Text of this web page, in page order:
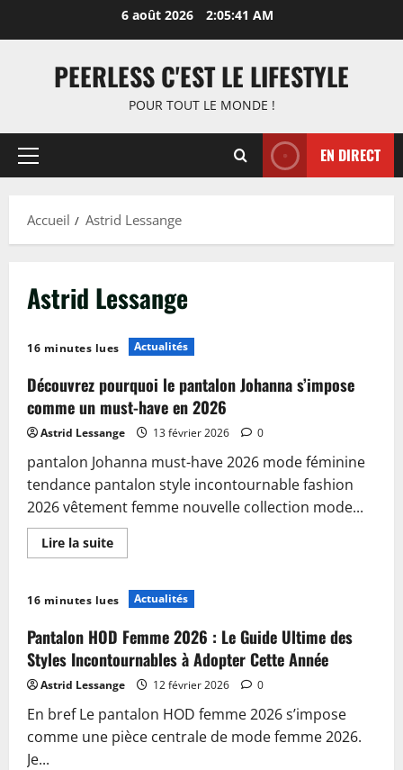
6 août 2026 2:05:41 AM
PEERLESS C'EST LE LIFESTYLE
POUR TOUT LE MONDE !
Menu
EN DIRECT
Accueil Astrid Lessange
Astrid Lessange
16 minutes lues Actualités
Découvrez pourquoi le pantalon Johanna s’impose
comme un must-have en 2026
Astrid Lessange 13 février 2026 0
pantalon Johanna must-have 2026 mode féminine
tendance pantalon style incontournable fashion
2026 vêtement femme nouvelle collection mode...
Lire la suiteEn
savoir
Découvrez
pourquoi
pantalon
Johanna
s’impose
comme
un
must-
have
en
2026
16 minutes lues Actualités
Pantalon HOD Femme 2026 : Le Guide Ultime des
Styles Incontournables à Adopter Cette Année
Astrid Lessange 12 février 2026 0
En bref Le pantalon HOD femme 2026 s’impose
comme une pièce centrale de mode femme 2026.
Je...